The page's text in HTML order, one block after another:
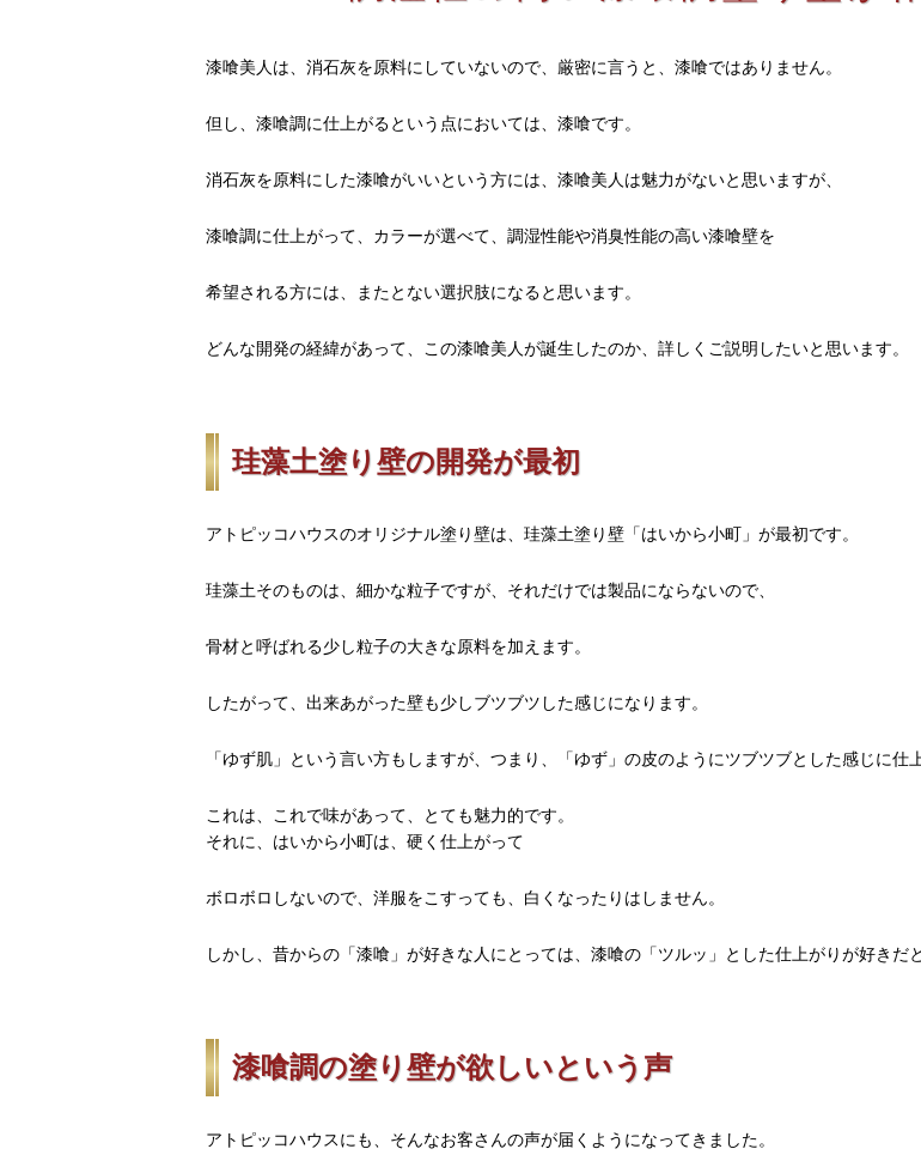
漆喰美人は、消石灰を原料にしていないので、厳密に言うと、漆喰ではありません。
但し、漆喰調に仕上がるという点においては、漆喰です。
消石灰を原料にした漆喰がいいという方には、漆喰美人は魅力がないと思いますが、
漆喰調に仕上がって、カラーが選べて、調湿性能や消臭性能の高い漆喰壁を
希望される方には、またとない選択肢になると思います。
どんな開発の経緯があって、この漆喰美人が誕生したのか、詳しくご説明したいと思います。
珪藻土塗り壁の開発が最初
アトピッコハウスのオリジナル塗り壁は、珪藻土塗り壁「はいから小町」が最初です。
珪藻土そのものは、細かな粒子ですが、それだけでは製品にならないので、
骨材と呼ばれる少し粒子の大きな原料を加えます。
したがって、出来あがった壁も少しブツブツした感じになります。
「ゆず肌」という言い方もしますが、つまり、「ゆず」の皮のようにツブツブとした感じに仕
これは、これで味があって、とても魅力的です。
それに、はいから小町は、硬く仕上がって
ボロボロしないので、洋服をこすっても、白くなったりはしません。
しかし、昔からの「漆喰」が好きな人にとっては、漆喰の「ツルッ」とした仕上がりが好きだ
漆喰調の塗り壁が欲しいという声
アトピッコハウスにも、そんなお客さんの声が届くようになってきました。